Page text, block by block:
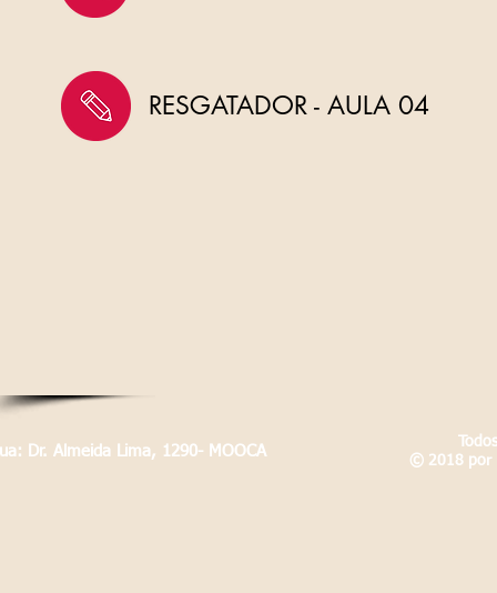
RESGATADOR - AULA 04
Dr. Almeida Lima, 1290- MOOCA
© 2018 por